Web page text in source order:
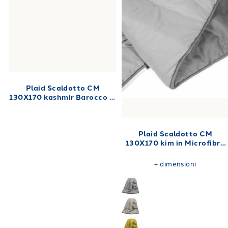
Plaid Scaldotto CM
130X170 kashmir Barocco in
Plaid Scaldotto CM
130X170 kim in Microfibra
+dimensioni